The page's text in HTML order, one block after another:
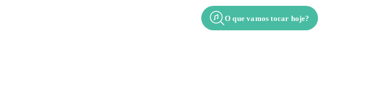
O que vamos tocar hoje?